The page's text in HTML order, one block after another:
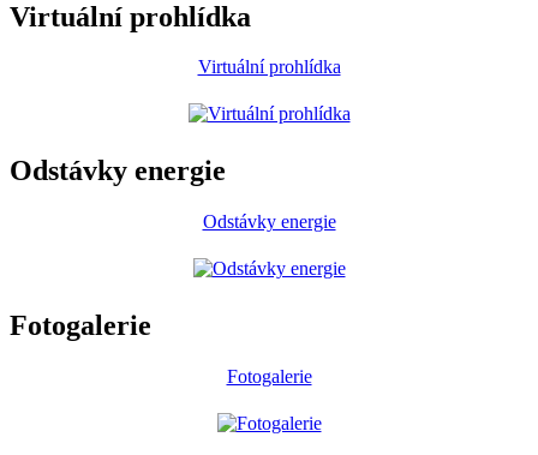
Virtuální prohlídka
Virtuální prohlídka
Odstávky energie
Odstávky energie
Fotogalerie
Fotogalerie